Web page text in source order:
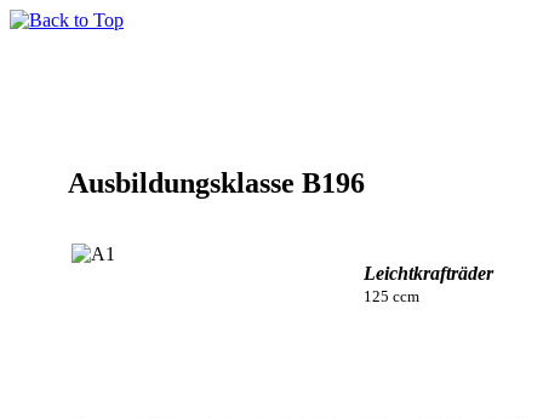
Ausbildungsklasse B196
Leichtkrafträder
125 ccm